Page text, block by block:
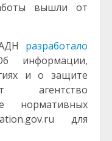
вышли от
разработало
и о защите
агентство
нормативных
для